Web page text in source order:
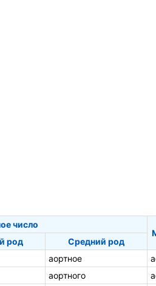
число
род
Средний род
аортное
аортного